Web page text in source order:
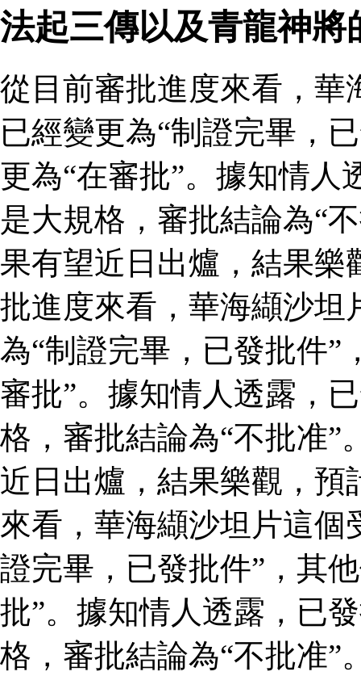
法起三傳以及青龍神將
從目前審批進度來看，華
已經變更為“制證完畢，
更為“在審批”。據知情
是大規格，審批結論為“
果有望近日出爐，結果樂
批進度來看，華海纈沙坦
為“制證完畢，已發批件”
審批”。據知情人透露，
格，審批結論為“不批准”
近日出爐，結果樂觀，預
來看，華海纈沙坦片這個
證完畢，已發批件”，其
批”。據知情人透露，已
格，審批結論為“不批准”